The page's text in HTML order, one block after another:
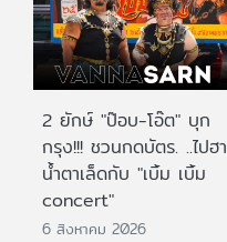
2 ยักษ์ "ป๊อบ-โอ๊ต" บุก
กรุง!!! ชวนกดบัตร. ..ไปฮา
น้ำตาเล็ดกับ "เบิ้ม เบิ้ม
concert"
6 สิงหาคม 2026